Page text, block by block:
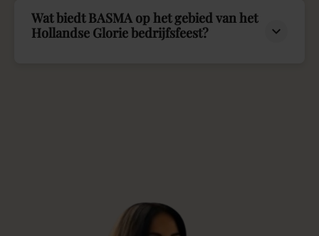
Wat biedt BASMA op het gebied van het
Hollandse Glorie bedrijfsfeest?